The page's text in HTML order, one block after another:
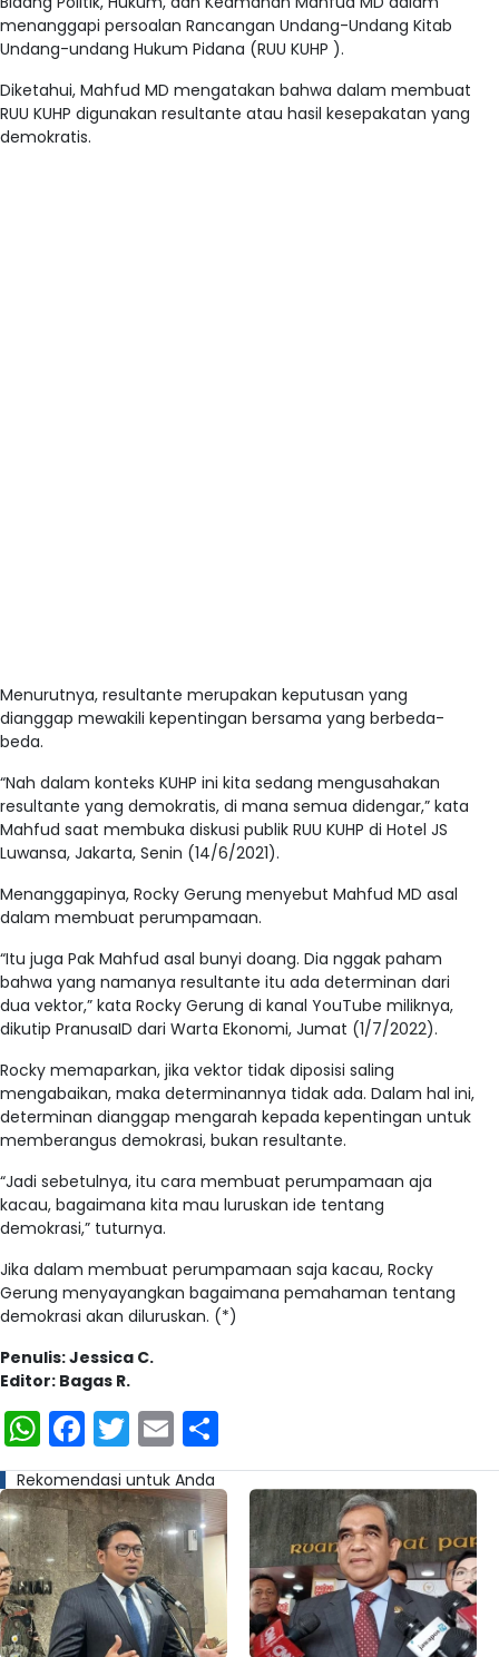
menanggapi persoalan Rancangan Undang-Undang Kitab
Undang-undang Hukum Pidana (RUU KUHP ).
Diketahui, Mahfud MD mengatakan bahwa dalam membuat
RUU KUHP digunakan resultante atau hasil kesepakatan yang
demokratis.
Menurutnya, resultante merupakan keputusan yang
dianggap mewakili kepentingan bersama yang berbeda-
beda.
“Nah dalam konteks KUHP ini kita sedang mengusahakan
resultante yang demokratis, di mana semua didengar,” kata
Mahfud saat membuka diskusi publik RUU KUHP di Hotel JS
Luwansa, Jakarta, Senin (14/6/2021).
Menanggapinya, Rocky Gerung menyebut Mahfud MD asal
dalam membuat perumpamaan.
“Itu juga Pak Mahfud asal bunyi doang. Dia nggak paham
bahwa yang namanya resultante itu ada determinan dari
dua vektor,” kata Rocky Gerung di kanal YouTube miliknya,
dikutip PranusaID dari Warta Ekonomi, Jumat (1/7/2022).
Rocky memaparkan, jika vektor tidak diposisi saling
mengabaikan, maka determinannya tidak ada. Dalam hal ini,
determinan dianggap mengarah kepada kepentingan untuk
memberangus demokrasi, bukan resultante.
“Jadi sebetulnya, itu cara membuat perumpamaan aja
kacau, bagaimana kita mau luruskan ide tentang
demokrasi,” tuturnya.
Jika dalam membuat perumpamaan saja kacau, Rocky
Gerung menyayangkan bagaimana pemahaman tentang
demokrasi akan diluruskan. (*)
Penulis: Jessica C.
Editor: Bagas R.
WhatsApp
Facebook
Twitter
Email
Rekomendasi untuk Anda